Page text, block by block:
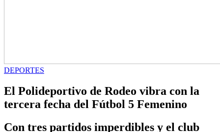
DEPORTES
El Polideportivo de Rodeo vibra con la
tercera fecha del Fútbol 5 Femenino
Con tres partidos imperdibles y el club